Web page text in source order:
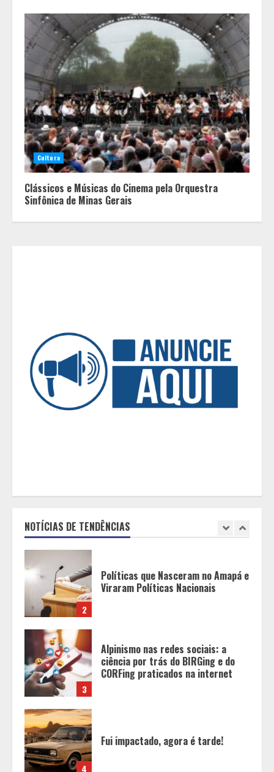
Cultura
Clássicos e Músicas do Cinema pela Orquestra
Sinfônica de Minas Gerais
NOTÍCIAS DE TENDÊNCIAS
2
Políticas que Nasceram no Amapá e
Viraram Políticas Nacionais
Alpinismo nas redes sociais: a
ciência por trás do BIRGing e do
CORFing praticados na internet
5
comanda o maior e o mais
importante Distrito Naval do Brasil
Mercure Belo Horizonte Savassi
2
Políticas que Nasceram no Amapá e
3
Alpinismo nas redes sociais: a
ciência por trás do BIRGing e do
CORFing praticados na internet
4
Fui impactado, agora é tarde!
5
comanda o maior e o mais